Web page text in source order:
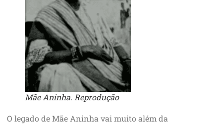
Mãe Aninha. Reprodução
O legado de Mãe Aninha vai muito além da